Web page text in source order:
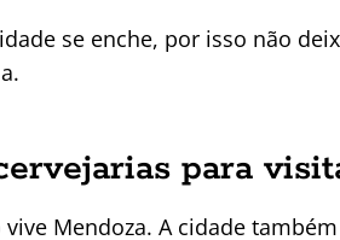
se enche, por isso não
para
Mendoza. A cidade